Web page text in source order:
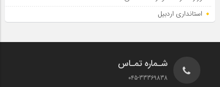
استانداری اردبیل
شـماره تمـاس
045-33369838